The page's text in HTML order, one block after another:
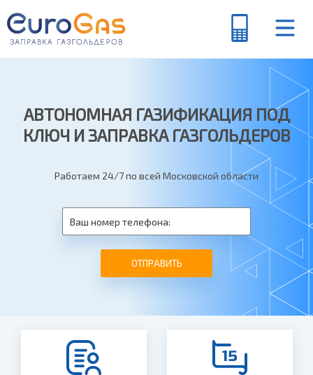
АВТОНОМНАЯ ГАЗИФИКАЦИЯ ПОД
КЛЮЧ И ЗАПРАВКА ГАЗГОЛЬДЕРОВ
Работаем 24/7 по всей Московской области
ОТПРАВИТЬ